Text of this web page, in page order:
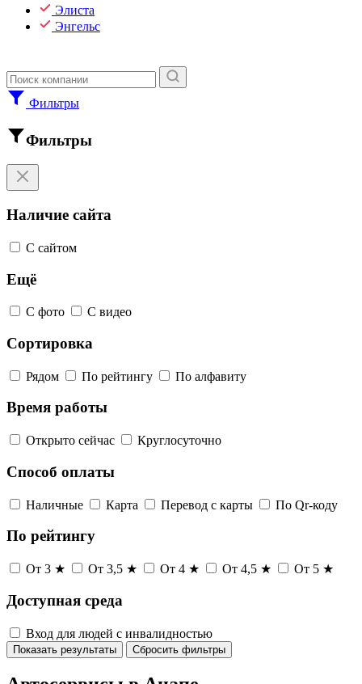
Элиста
Энгельс
Фильтры
Фильтры
Наличие сайта
С сайтом
Ещё
С фото С видео
Сортировка
Рядом По рейтингу По алфавиту
Время работы
Открыто сейчас Круглосуточно
Способ оплаты
Наличные Карта Перевод с карты По Qr-коду
По рейтингу
От 3 ★ От 3,5 ★ От 4 ★ От 4,5 ★ От 5 ★
Доступная среда
Вход для людей с инвалидностью
Показать результаты Сбросить фильтры